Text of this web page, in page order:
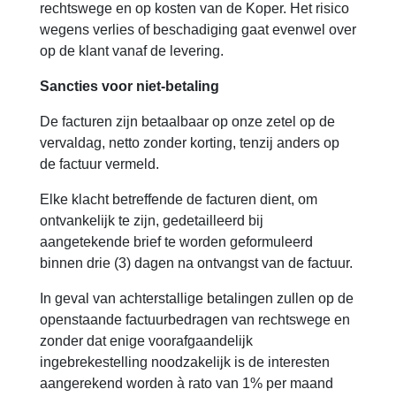
rechtswege en op kosten van de Koper. Het risico
wegens verlies of beschadiging gaat evenwel over
op de klant vanaf de levering.
Sancties voor niet-betaling
De facturen zijn betaalbaar op onze zetel op de
vervaldag, netto zonder korting, tenzij anders op
de factuur vermeld.
Elke klacht betreffende de facturen dient, om
ontvankelijk te zijn, gedetailleerd bij
aangetekende brief te worden geformuleerd
binnen drie (3) dagen na ontvangst van de factuur.
In geval van achterstallige betalingen zullen op de
openstaande factuurbedragen van rechtswege en
zonder dat enige voorafgaandelijk
ingebrekestelling noodzakelijk is de interesten
aangerekend worden à rato van 1% per maand